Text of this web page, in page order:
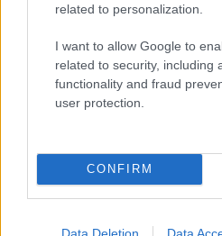
related to personalization.
I want to allow Google to
related to security, including
functionality and fraud
user protection.
CONFIRM
Data Deletion Data
ΠΡΟΣΘΕΣΤΕ ΤΟ ΣΧΟΛΙΟ